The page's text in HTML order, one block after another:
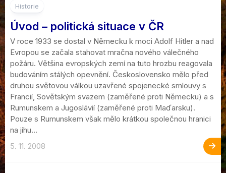
Historie
Úvod – politická situace v ČR
V roce 1933 se dostal v Německu k moci Adolf Hitler a nad
Evropou se začala stahovat mračna nového válečného
požáru. Většina evropských zemí na tuto hrozbu reagovala
budováním stálých opevnění. Československo mělo před
druhou světovou válkou uzavřené spojenecké smlouvy s
Francií, Sovětským svazem (zaměřené proti Německu) a s
Rumunskem a Jugoslávií (zaměřené proti Maďarsku).
Pouze s Rumunskem však mělo krátkou společnou hranici
na jihu...
5. 11. 2008